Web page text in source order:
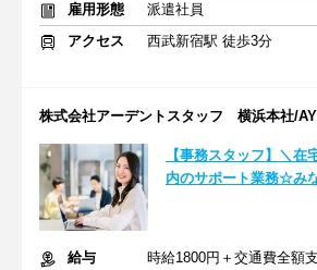
雇用形態
派遣社員
アクセス
西武新宿駅 徒歩3分
株式会社アーデントスタッフ 横浜本社/
【事務スタッフ】＼
内のサポート業務☆み
給与
時給1800円＋交通費全額